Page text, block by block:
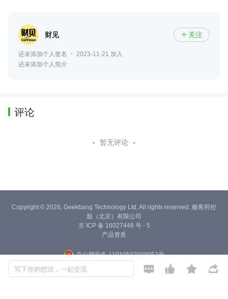
财见  关注
还未添加个人签名
2023-11-21 加入
还未添加个人简介
评论
暂无评论
写下你的想法，一起交流    
Copyright © 2026, Geekbang Technology Ltd. All rights reserved. 极客邦控
股（北京）有限公司
京 ICP 备 16027448 号 - 5
产品资质
京公网安备 11010502039052号